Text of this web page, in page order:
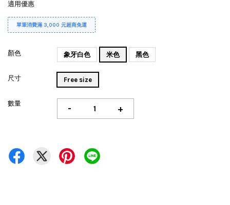
適用優惠
單筆消費滿 3,000 元超商免運
顏色 象牙白色 米色 黑色
尺寸 Free size
數量 - +